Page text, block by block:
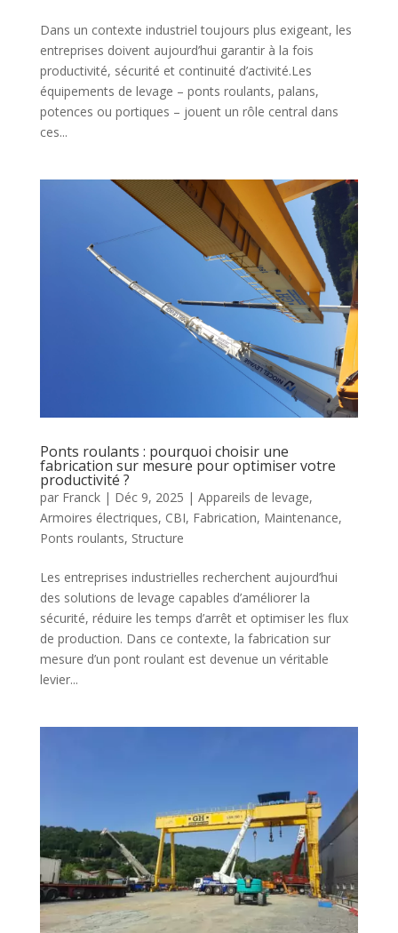
Dans un contexte industriel toujours plus exigeant, les
entreprises doivent aujourd’hui garantir à la fois
productivité, sécurité et continuité d’activité.Les
équipements de levage – ponts roulants, palans,
potences ou portiques – jouent un rôle central dans
ces...
Ponts roulants : pourquoi choisir une
fabrication sur mesure pour optimiser votre
productivité ?
par Franck| Déc 9, 2025 | Appareils de levage,
Armoires électriques, CBI, Fabrication, Maintenance,
Ponts roulants, Structure
Les entreprises industrielles recherchent aujourd’hui
des solutions de levage capables d’améliorer la
sécurité, réduire les temps d’arrêt et optimiser les flux
de production. Dans ce contexte, la fabrication sur
mesure d’un pont roulant est devenue un véritable
levier...